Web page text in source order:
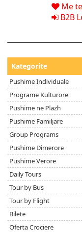
Me
B2B
Kategorite
Pushime Individuale
Programe Kulturore
Pushime ne Plazh
Pushime Familjare
Group Programs
Pushime Dimerore
Pushime Verore
Daily Tours
Tour by Bus
Tour by Flight
Bilete
Oferta Crociere